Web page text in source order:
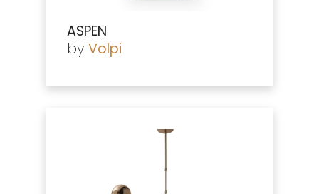
ASPEN
by Volpi